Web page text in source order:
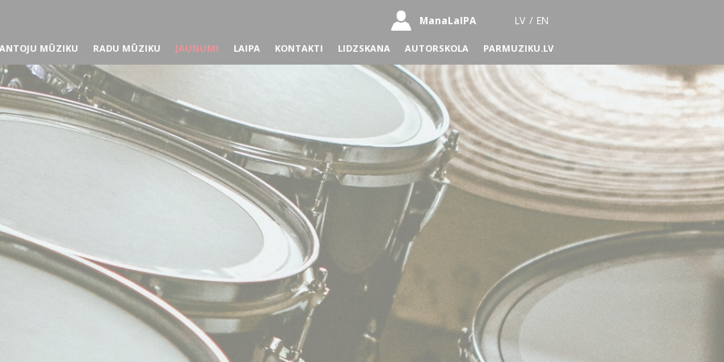
ManaLaIPA LV / EN
MŪZIKU RADU MŪZIKU JAUNUMI LAIPA KONTAKTI LIDZSKANA AUTORSKOLA PARMUZIKU.LV